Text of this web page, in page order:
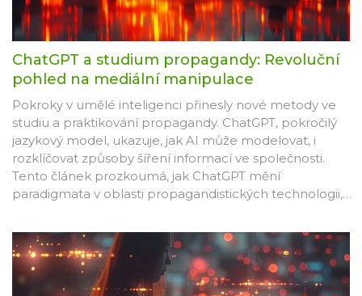
ChatGPT a studium propagandy: Revoluční
pohled na mediální manipulace
Pokroky v umělé inteligenci přinesly nové metody ve
studiu a praktikování propagandy. ChatGPT, pokročilý
jazykový model, ukazuje, jak AI může modelovat, i
rozklíčovat způsoby šíření informací ve společnosti.
Tento článek prozkoumá, jak ChatGPT mění
paradigmata v oblasti propagandistických technologii,
prostřednictvím pochopení těchto mechanismů
přistupovat k mediálním obsahům kritičtěji a
informovaněji.